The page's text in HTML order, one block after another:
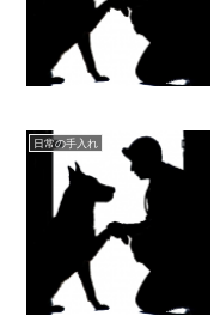
日常の手入れ